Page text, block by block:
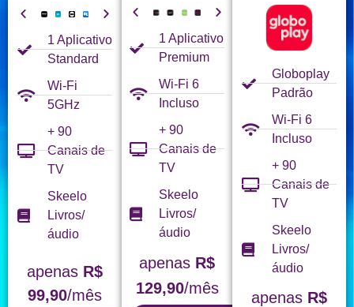
1 Aplicativo
Standard
Wi-Fi
5GHz
+ 90
Canais de
TV
Skeelo
Livros/
áudio
apenas R$
99,90/mês
1 Aplicativo
Premium
Wi-Fi 6
Incluso
+ 90
Canais de
TV
Skeelo
Livros/
áudio
apenas R$
129,90/mês
Globoplay
Padrão
Wi-Fi 6
Incluso
+ 90
Canais de
TV
Skeelo
Livros/
áudio
apenas R$